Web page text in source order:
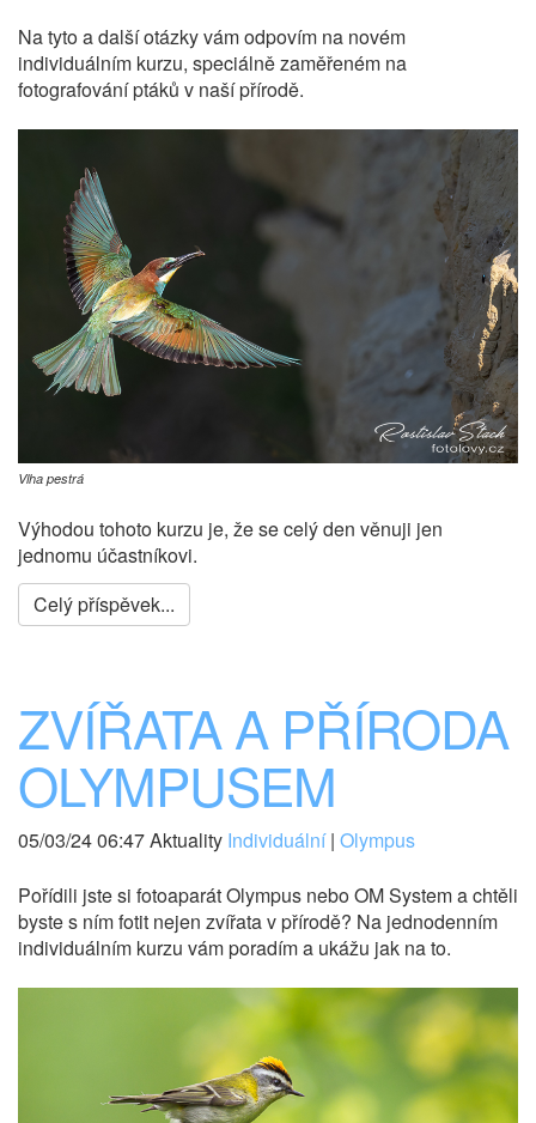
Na tyto a další otázky vám odpovím na novém
individuálním kurzu, speciálně zaměřeném na
fotografování ptáků v naší přírodě.
Vlha pestrá
Výhodou tohoto kurzu je, že se celý den věnuji jen
jednomu účastníkovi.
Celý příspěvek...
ZVÍŘATA A PŘÍRODA
OLYMPUSEM
05/03/24 06:47 Aktuality Individuální| Olympus
Pořídili jste si fotoaparát Olympus nebo OM System a chtěli
byste s ním fotit nejen zvířata v přírodě? Na jednodenním
individuálním kurzu vám poradím a ukážu jak na to.